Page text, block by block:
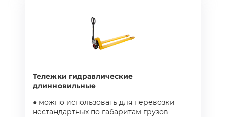
Тележки гидравлические
длинновильные
● можно использовать для перевозки
нестандартных по габаритам грузов